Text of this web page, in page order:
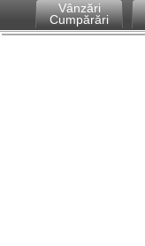
Vânzări
Cumpărări